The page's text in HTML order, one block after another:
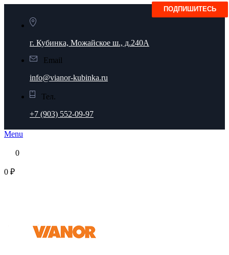
г. Кубинка, Можайское ш., д.240А
Email
info@vianor-kubinka.ru
Тел.
+7 (903) 552-09-97
Menu
0
0 ₽